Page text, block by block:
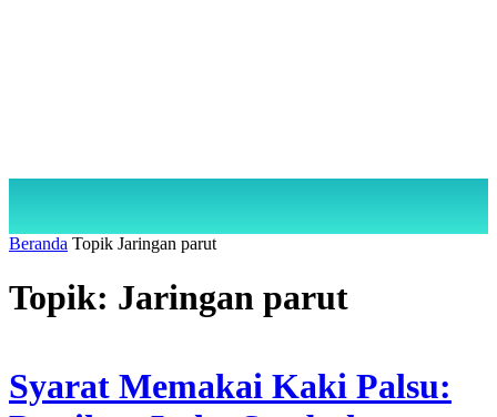
Beranda Topik Jaringan parut
Topik: Jaringan parut
Syarat Memakai Kaki Palsu: